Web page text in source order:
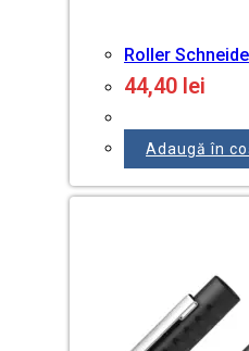
Roller
44,40 lei
Adaugă în